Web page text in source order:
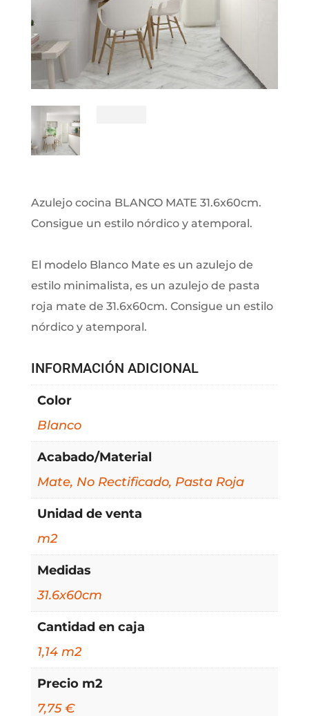
Azulejo cocina BLANCO MATE 31.6x60cm.
Consigue un estilo nórdico y atemporal.
El modelo Blanco Mate es un azulejo de
estilo minimalista, es un azulejo de pasta
roja mate de 31.6x60cm. Consigue un estilo
nórdico y atemporal.
INFORMACIÓN ADICIONAL
Color
Blanco
Acabado/Material
Mate, No Rectificado, Pasta Roja
Unidad de venta
m2
Medidas
31.6x60cm
Cantidad en caja
1,14 m2
Precio m2
7,75 €